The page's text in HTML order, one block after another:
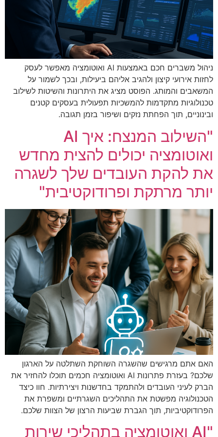
ניהול משברים חכם באמצעות AI ואוטומציה מאפשר לעסק
לחזות אירועי קיצון ולהגיב אליהם ביעילות, ובכך לשמור על
המשאבים והמותג. הפוסט מציג את היתרונות והשיטות לשילוב
טכנולוגיות מתקדמות להמשכיות תפעולית בעסקים קטנים
ובינוניים, תוך הפחתת נזקים ושיפור בזמן תגובה.
"השילוב המנצח: איך AI
ואוטומציה יכולים להצית מחדש
את להקת העובדים שלך לשגרה
יותר מרתקת ופרודוקטיבית"
האם אתם מרגישים שהשגרה השוחקת השתלטה על הארגון
שלכם? בעזרת פתרונות AI ואוטומציה חכמים תוכלו להחזיר את
הברק לעיני העובדים ולהתמקד בחדשנות ויצירתיות. חוו כיצד
הטכנולוגיה מפשטת את התהליכים השגרתיים ומשפרת את
הפרודוקטיביות, תוך הגברת שביעות הרצון של הצוות שלכם.
"AI ואוטומציה בתהליכי שירות